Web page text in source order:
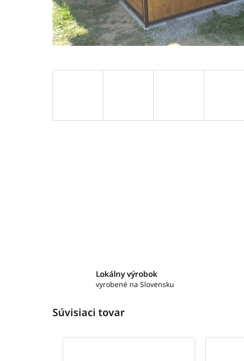
Lokálny výrobok
vyrobené na Slovensku
Súvisiaci tovar